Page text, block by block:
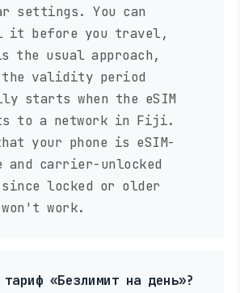
settings. You can
before you travel,
the usual approach,
the validity period
starts when the eSIM
to a network in Fiji.
your phone is eSIM-
and carrier-unlocked
locked or older
won't work.
«Безлимит на день»?